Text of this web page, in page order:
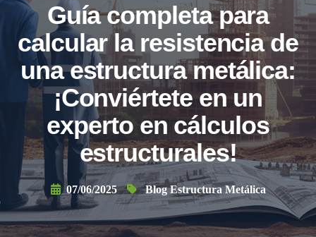
Guía completa para
calcular la resistencia de
una estructura metálica:
¡Conviértete en un
experto en cálculos
estructurales!
07/06/2025 Blog Estructura Metálica